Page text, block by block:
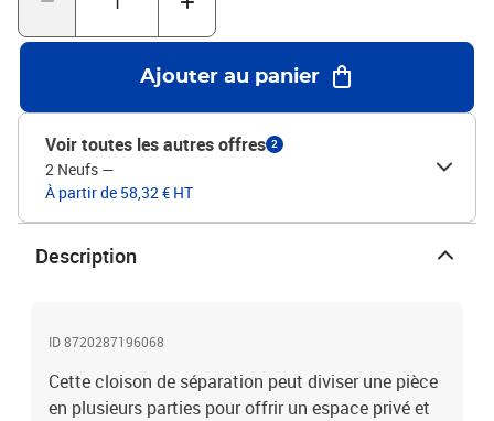
anthraciteMatériau : tissu (100 % polyester), ferDimensions
totales : 300 x 220 cm (l x H)Dimensions de chaque panneau : 46,5
x 198 cm (l x H)Pliable
Ajouter au panier
Voir toutes les autres offres 2
2 Neufs —
À partir de 58,32 € HT
Description
ID 8720287196068
Cette cloison de séparation peut diviser une pièce
en plusieurs parties pour offrir un espace privé et